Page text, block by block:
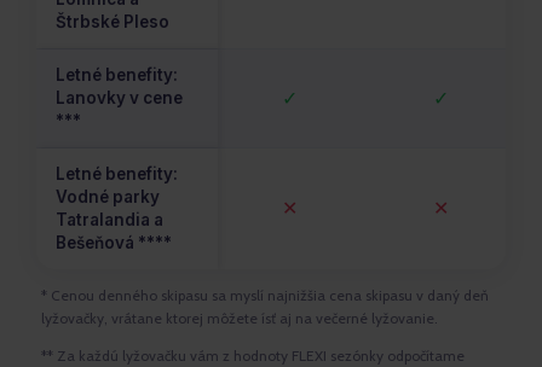
Štrbské Pleso
Letné benefity:
Lanovky v cene
***
✓ ✓
Letné benefity:
Vodné parky
Tatralandia a
Bešeňová ****
✕ ✕
* Cenou denného skipasu sa myslí najnižšia cena skipasu v daný deň
lyžovačky, vrátane ktorej môžete ísť aj na večerné lyžovanie.
** Za každú lyžovačku vám z hodnoty FLEXI sezónky odpočítame